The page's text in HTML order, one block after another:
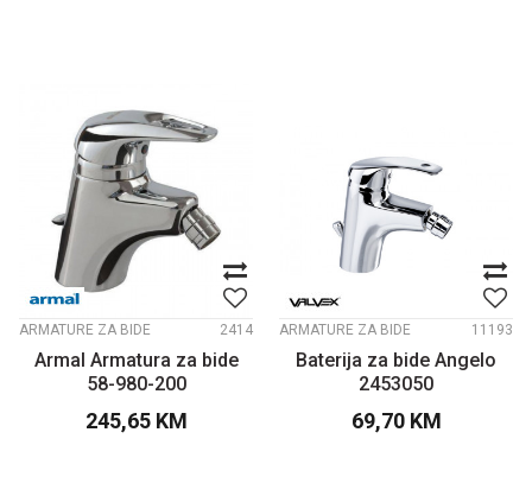
ARMATURE ZA BIDE 2414
Armal Armatura za bide
58-980-200
245,65 KM
ARMATURE ZA BIDE 11193
Baterija za bide Angelo
2453050
69,70 KM